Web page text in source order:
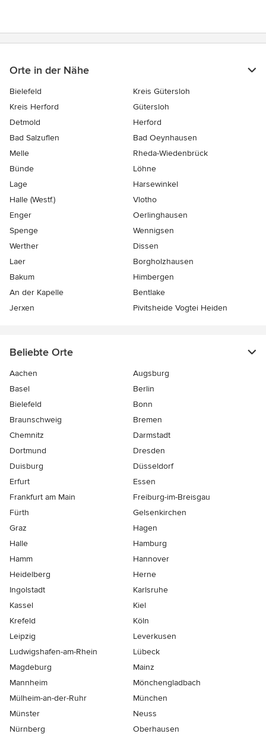
Orte in der Nähe
Bielefeld
Kreis Gütersloh
Kreis Herford
Gütersloh
Detmold
Herford
Bad Salzuflen
Bad Oeynhausen
Melle
Rheda-Wiedenbrück
Bünde
Löhne
Lage
Harsewinkel
Halle (Westf.)
Vlotho
Enger
Oerlinghausen
Spenge
Wennigsen
Werther
Dissen
Laer
Borgholzhausen
Bakum
Himbergen
An der Kapelle
Bentlake
Jerxen
Pivitsheide Vogtei Heiden
Beliebte Orte
Aachen
Augsburg
Basel
Berlin
Bielefeld
Bonn
Braunschweig
Bremen
Chemnitz
Darmstadt
Dortmund
Dresden
Duisburg
Düsseldorf
Erfurt
Essen
Frankfurt am Main
Freiburg-im-Breisgau
Fürth
Gelsenkirchen
Graz
Hagen
Halle
Hamburg
Hamm
Hannover
Heidelberg
Herne
Ingolstadt
Karlsruhe
Kassel
Kiel
Krefeld
Köln
Leipzig
Leverkusen
Ludwigshafen-am-Rhein
Lübeck
Magdeburg
Mainz
Mannheim
Mönchen­gladbach
Mülheim-an-der-Ruhr
München
Münster
Neuss
Nürnberg
Oberhausen